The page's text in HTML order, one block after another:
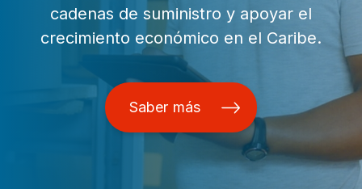
cadenas de suministro y apoyar el
crecimiento económico en el Caribe.
Saber más